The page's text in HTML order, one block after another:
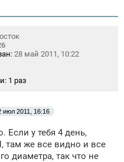
28 май 2011, 10:22
1 раз
июл 2011, 16:16
Если у тебя 4 день,
там же все видно и все
диаметра, так что не